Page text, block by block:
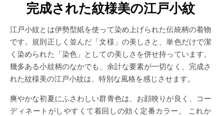
完成された紋様美の江戸小紋
江戸小紋とは伊勢型紙を使って染め上げられた伝統柄の着物
です。規則正しく並んだ「文様」の美しさと、単色だけで潔
く染められた「染色」としての美しさを併せ持っています。
幾多ある小紋柄のなかでも、余計な要素が一切なく、完成さ
れた紋様美の江戸小紋は、特別な風格を感じさせます。
爽やかな初夏にふさわしい群青色は、お顔映りが良く、コー
ディネートがしやすくて着回しの効く定番カラー。 これか